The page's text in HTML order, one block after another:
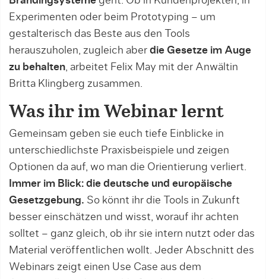
Experimenten oder beim Prototyping – um
gestalterisch das Beste aus den Tools
herauszuholen, zugleich aber die Gesetze im Auge
zu behalten, arbeitet Felix May mit der Anwältin
Britta Klingberg zusammen.
Was ihr im Webinar lernt
Gemeinsam geben sie euch tiefe Einblicke in
unterschiedlichste Praxisbeispiele und zeigen
Optionen da auf, wo man die Orientierung verliert.
Immer im Blick: die deutsche und europäische
Gesetzgebung. So könnt ihr die Tools in Zukunft
besser einschätzen und wisst, worauf ihr achten
solltet – ganz gleich, ob ihr sie intern nutzt oder das
Material veröffentlichen wollt. Jeder Abschnitt des
Webinars zeigt einen Use Case aus dem